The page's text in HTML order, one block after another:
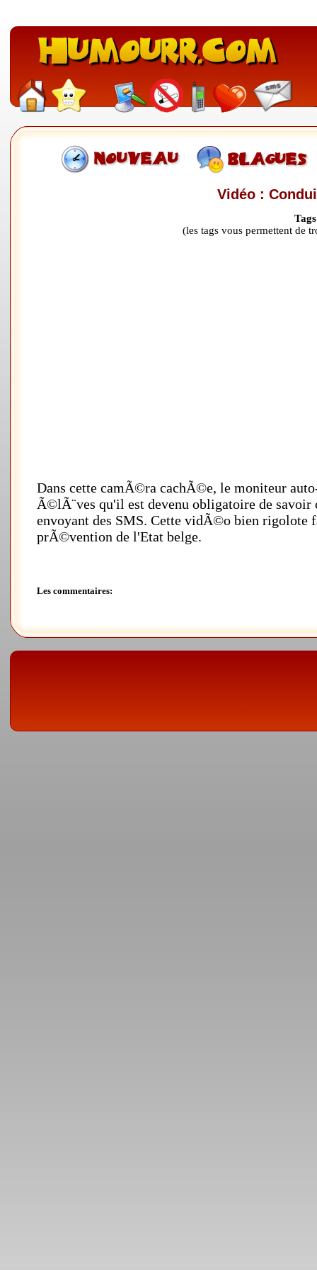
Vidéo :
(les tags vous permettent de
Dans cette camÃ©ra cachÃ©e, le moniteur
Ã©lÃ¨ves qu'il est devenu obligatoire de savoir
envoyant des SMS. Cette vidÃ©o bien rigolote
prÃ©vention de l'Etat belge.
Les commentaires: